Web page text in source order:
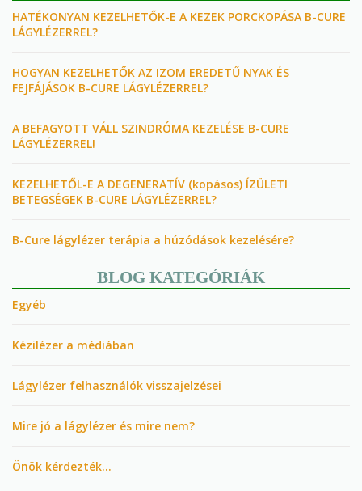
HATÉKONYAN KEZELHETŐK-E A KEZEK PORCKOPÁSA B-CURE
LÁGYLÉZERREL?
HOGYAN KEZELHETŐK AZ IZOM EREDETŰ NYAK ÉS
FEJFÁJÁSOK B-CURE LÁGYLÉZERREL?
A BEFAGYOTT VÁLL SZINDRÓMA KEZELÉSE B-CURE
LÁGYLÉZERREL!
KEZELHETŐL-E A DEGENERATÍV (kopásos) ÍZÜLETI
BETEGSÉGEK B-CURE LÁGYLÉZERREL?
B-Cure lágylézer terápia a húzódások kezelésére?
BLOG KATEGÓRIÁK
Egyéb
Kézilézer a médiában
Lágylézer felhasználók visszajelzései
Mire jó a lágylézer és mire nem?
Önök kérdezték…